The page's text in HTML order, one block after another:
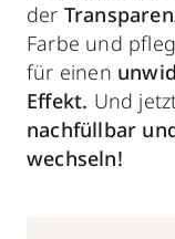
der
Farbe und
für einen
Effekt. Und
nachfüllbar
wechseln!